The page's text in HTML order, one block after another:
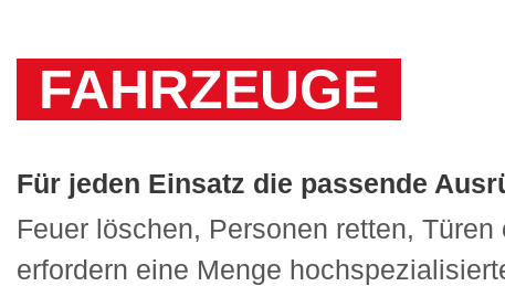
FAHRZEUGE
Für jeden Einsatz die passende
Feuer löschen, Personen retten,
erfordern eine Menge